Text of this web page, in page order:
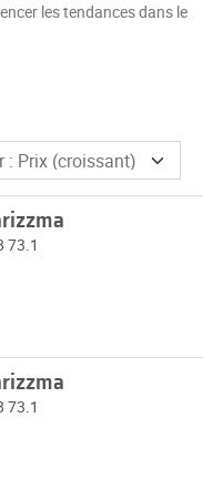
les tendances dans le
73.1
73.1